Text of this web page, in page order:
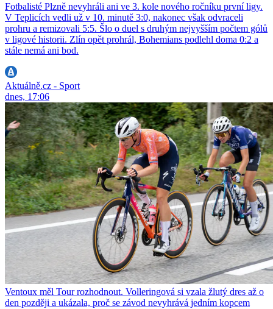
Fotbalisté Plzně nevyhráli ani ve 3. kole nového ročníku první ligy.
V Teplicích vedli už v 10. minutě 3:0, nakonec však odvraceli
prohru a remizovali 5:5. Šlo o duel s druhým nejvyšším počtem gólů
v ligové historii. Zlín opět prohrál, Bohemians podlehl doma 0:2 a
stále nemá ani bod.
Aktuálně.cz - Sport
dnes, 17:06
Ventoux měl Tour rozhodnout. Volleringová si vzala žlutý dres až o
den později a ukázala, proč se závod nevyhrává jedním kopcem